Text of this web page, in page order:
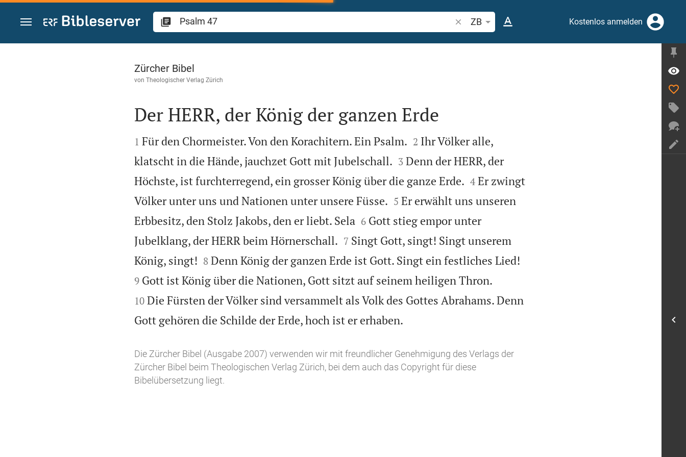
Zum Inhalt springen
Bibelstelle oder Begriff suchen
ZB Kostenlos anmelden
Psalm 47
Zürcher Bibel
von Theologischer Verlag Zürich

Der HERR, der König der ganzen Erde

1 Für den Chormeister. Von den Korachitern. Ein Psalm.
2 Ihr Völker alle,
klatscht in die Hände, jauchzet Gott mit Jubelschall.
3 Denn der HERR, der
Höchste, ist furchterregend, ein grosser König über die ganze Erde.
4 Er zwingt
Völker unter uns und Nationen unter unsere Füsse.
5 Er erwählt uns unseren
Erbbesitz, den Stolz Jakobs, den er liebt. Sela
6 Gott stieg empor unter
Jubelklang, der HERR beim Hörnerschall.
7 Singt Gott, singt! Singt unserem
König, singt!
8 Denn König der ganzen Erde ist Gott. Singt ein festliches Lied!
9 Gott ist König über die Nationen, Gott sitzt auf seinem heiligen Thron.
10 Die Fürsten der Völker sind versammelt als Volk des Gottes Abrahams. Denn
Gott gehören die Schilde der Erde, hoch ist er erhaben.
Die Zürcher Bibel (Ausgabe 2007) verwenden wir mit freundlicher Genehmigung des Verlags der
Zürcher Bibel beim Theologischen Verlag Zürich, bei dem auch das Copyright für diese
Bibelübersetzung liegt.